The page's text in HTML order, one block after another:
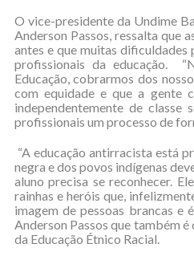
O vice-presidente da Undime
Anderson Passos, ressalta que
antes e que muitas
profissionais da educação.
Educação, cobrarmos dos
com equidade e que a gente
independentemente de
profissionais um processo de
“A educação antirracista está
negra e dos povos indígenas
aluno precisa se reconhecer.
rainhas e heróis que,
imagem de pessoas brancas e
Anderson Passos que também
da Educação Étnico Racial.